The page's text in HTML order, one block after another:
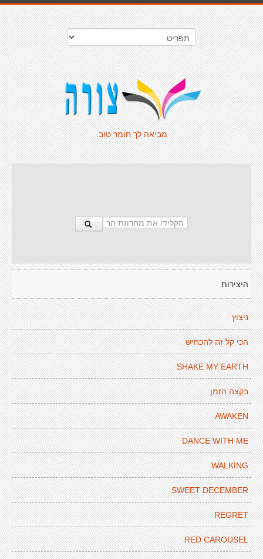
מביאה לך חומר טוב.
היצירות
ניצוץ
הכי קל זה להכחיש
SHAKE MY EARTH
בקצה הזמן
AWAKEN
DANCE WITH ME
WALKING
SWEET DECEMBER
REGRET
RED CAROUSEL